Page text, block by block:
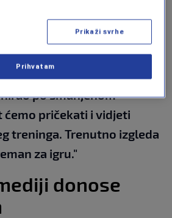
je morao skratiti trening
zadobio lakšu povredu i
po smanjenom
ćemo pričekati i vidjeti
treninga. Trenutno izgleda
za igru."
donose
Prikaži svrhe
Prihvatam